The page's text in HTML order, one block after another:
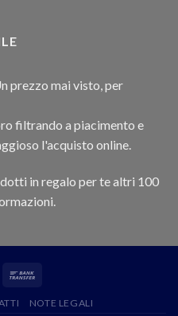
prezzo mai visto, per
filtrando a piacimento e
l'acquisto online.
in regalo per te altri 100
NOTE LEGALI